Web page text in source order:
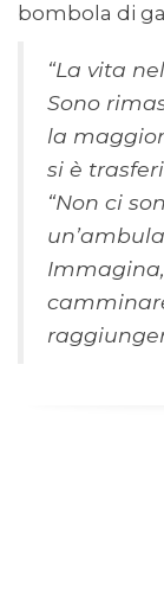
bombola di
“La vita
Sono
la
si è
“Non ci